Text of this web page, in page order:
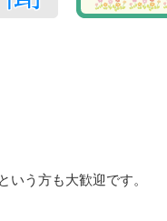
う方も大歓迎です。